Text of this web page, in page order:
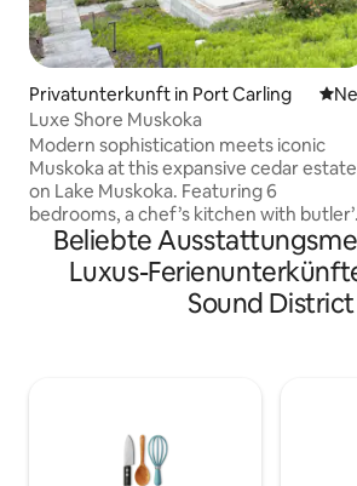
Privatunterkunft in Port Carling
Luxe Shore Muskoka
Modern sophistication meets iconic
Muskoka at this expansive cedar estate
on Lake Muskoka. Featuring 6
bedrooms, a chef’s kitchen with
pantry, and impeccably designed
gathering spaces, the home offers a
seamless blend of style and comfort.
Indulge in the Himalayan salt sauna,
exceptional group stays.
Beliebte
Luxus-
Sound District